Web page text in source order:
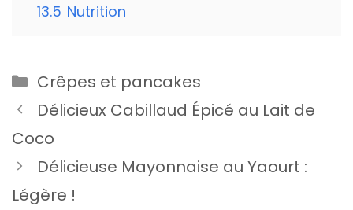
13.5 Nutrition
Catégories
Crêpes et pancakes
Délicieux Cabillaud Épicé au Lait de
Coco
Délicieuse Mayonnaise au Yaourt :
Légère !